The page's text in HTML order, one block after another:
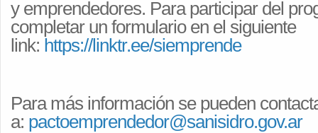
y emprendedores. Para participar del
completar un formulario en el siguiente
link: https://linktr.ee/siemprende
Para más información se pueden
a: pactoemprendedor@sanisidro.gov.ar